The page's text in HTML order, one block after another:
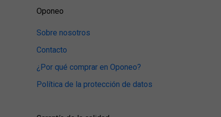
Oponeo
Sobre nosotros
Contacto
¿Por qué comprar en Oponeo?
Política de la protección de datos